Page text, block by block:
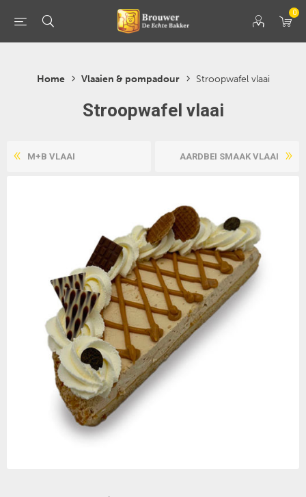
0
Home Vlaaien & pompadour Stroopwafel vlaai
Stroopwafel vlaai
M+B VLAAI AARDBEI SMAAK VLAAI